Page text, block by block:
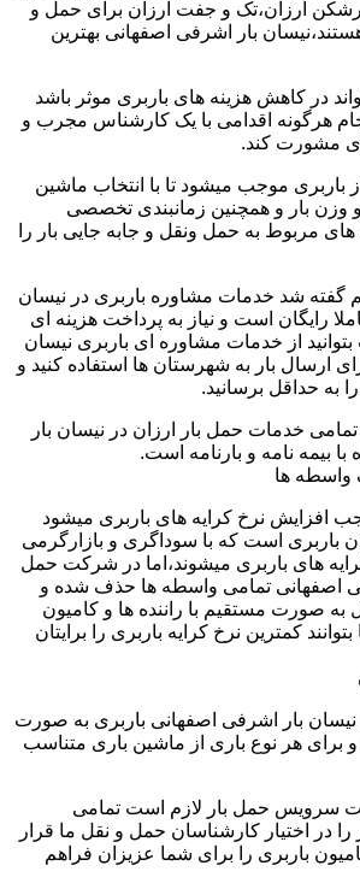
ارزان،تک و جفت ارزان برای حمل و
بار اشرفی اصفهانی بهترین
در کاهش هزینه های باربری موثر باشد
هرگونه اقدامی با یک کارشناس مجرب و
مشورت کند.
باربری موجب میشود تا با انتخاب ماشین
وزن بار و همچنین زمانبندی تخصصی
های مربوط به حمل ونقل و جابه جایی بار را
گفته شد خدمات مشاوره باربری در نیسان
رایگان است و نیاز به پرداخت هزینه ای
از خدمات مشاوره ای باربری نیسان
ارسال بار به شهرستان ها استفاده کنید و
به حداقل برسانید.
خدمات حمل بار ارزان در نیسان بار
بیمه نامه و بارنامه است.
واسطه ها
افزایش نرخ کرایه های باربری میشود
باربری است که با سوداگری و بازارگرمی
های باربری میشوند،اما در شرکت حمل
اصفهانی تمامی واسطه ها حذف شده و
صورت مستقیم با راننده ها و کامیون
کمترین نرخ کرایه باربری را برایتان
بار اشرفی اصفهانی باربری به صورت
هر نوع باری از ماشین باری متناسب
سرویس حمل بار لازم است تمامی
را در اختیار کارشناسان حمل و نقل ما قرار
کامیون باربری را برای شما عزیزان فراهم